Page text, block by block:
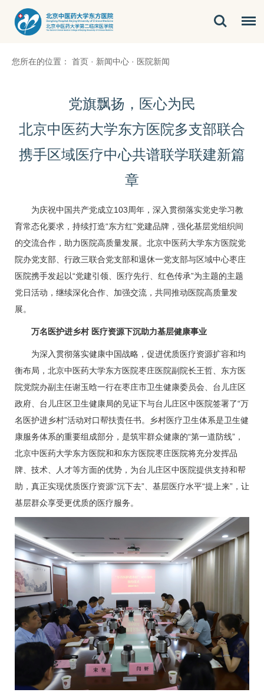
您所在的位置： 首页 · 新闻中心 · 医院新闻
党旗飘扬，医心为民
北京中医药大学东方医院多支部联合
携手区域医疗中心共谱联学联建新篇
章
为庆祝中国共产党成立103周年，深入贯彻落实党史学习教
育常态化要求，持续打造“东方红”党建品牌，强化基层党组织间
的交流合作，助力医院高质量发展。北京中医药大学东方医院党
院办党支部、行政三联合党支部和退休一党支部与区域中心枣庄
医院携手发起以“党建引领、医疗先行、红色传承”为主题的主题
党日活动，继续深化合作、加强交流，共同推动医院高质量发
展。
万名医护进乡村 医疗资源下沉助力基层健康事业
为深入贯彻落实健康中国战略，促进优质医疗资源扩容和均
衡布局，北京中医药大学东方医院枣庄医院副院长王哲、东方医
院党院办副主任谢玉晗一行在枣庄市卫生健康委员会、台儿庄区
政府、台儿庄区卫生健康局的见证下与台儿庄区中医院签署了“万
名医护进乡村”活动对口帮扶责任书。乡村医疗卫生体系是卫生健
康服务体系的重要组成部分，是筑牢群众健康的“第一道防线”，
北京中医药大学东方医院和和东方医院枣庄医院将充分发挥品
牌、技术、人才等方面的优势，为台儿庄区中医院提供支持和帮
助，真正实现优质医疗资源“沉下去”、基层医疗水平“提上来”，让
基层群众享受更优质的医疗服务。